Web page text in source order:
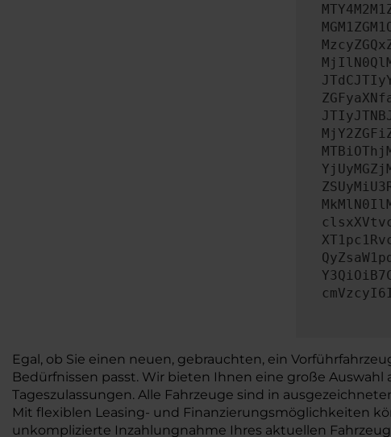
Egal, ob Sie einen neuen, gebrauchten, ein
Bedürfnissen passt. Wir bieten Ihnen eine große
Tageszulassungen. Alle Fahrzeuge sind in
Mit flexiblen Leasing- und Finanzierungsmöglichkeiten
unkomplizierte Inzahlungnahme Ihres aktuellen